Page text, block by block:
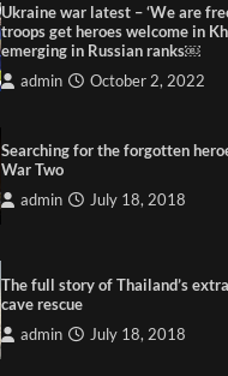
Ukraine war latest – ‘We are
troops get heroes welcome in
emerging in Russian ranks￼
admin October 2, 2022
Searching for the forgotten
War Two
admin July 18, 2018
The full story of Thailand’s
cave rescue
admin July 18, 2018